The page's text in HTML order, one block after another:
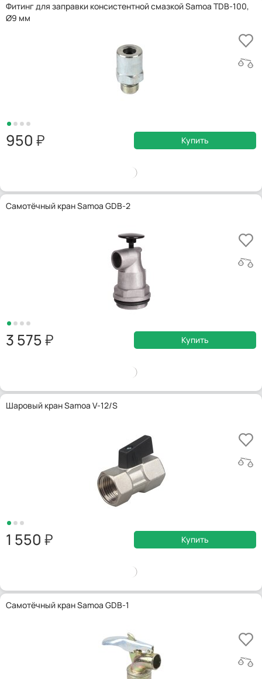
Фитинг для заправки консистентной смазкой Samoa TDB-100,
Ø9 мм
950 Купить
Самотёчный кран Samoa GDB-2
3 575 Купить
Шаровый кран Samoa V-12/S
1 550 Купить
Самотёчный кран Samoa GDB-1